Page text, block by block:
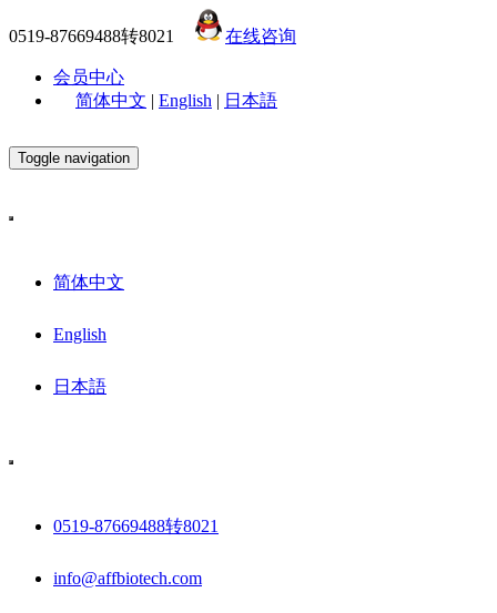
0519-87669488转8021 在线咨询
会员中心
简体中文 | English | 日本語
Toggle navigation
简体中文
English
日本語
0519-87669488转8021
info@affbiotech.com